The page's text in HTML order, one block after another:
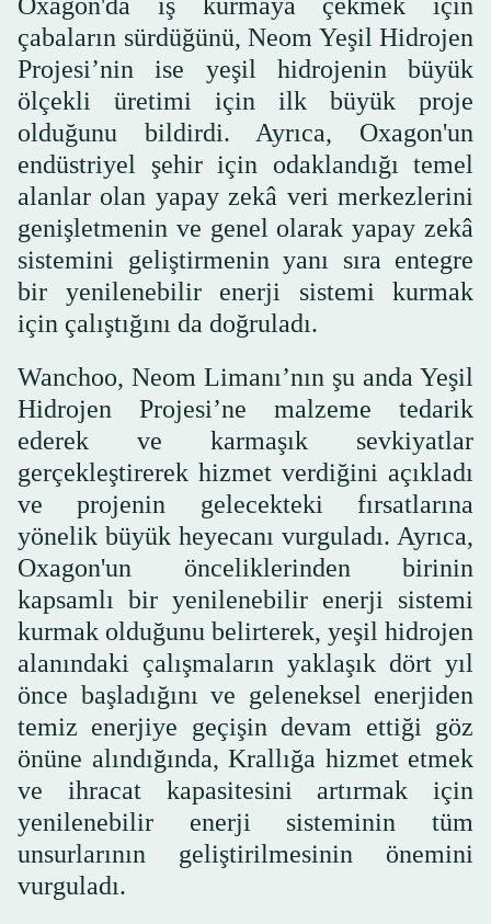
çabaların sürdüğünü, Neom Yeşil Hidrojen
Projesi’nin ise yeşil hidrojenin büyük
ölçekli üretimi için ilk büyük proje
olduğunu bildirdi. Ayrıca, Oxagon'un
endüstriyel şehir için odaklandığı temel
alanlar olan yapay zekâ veri merkezlerini
genişletmenin ve genel olarak yapay zekâ
sistemini geliştirmenin yanı sıra entegre
bir yenilenebilir enerji sistemi kurmak
için çalıştığını da doğruladı.
Wanchoo, Neom Limanı’nın şu anda Yeşil
Hidrojen Projesi’ne malzeme tedarik
ederek ve karmaşık sevkiyatlar
gerçekleştirerek hizmet verdiğini açıkladı
ve projenin gelecekteki fırsatlarına
yönelik büyük heyecanı vurguladı. Ayrıca,
Oxagon'un önceliklerinden birinin
kapsamlı bir yenilenebilir enerji sistemi
kurmak olduğunu belirterek, yeşil hidrojen
alanındaki çalışmaların yaklaşık dört yıl
önce başladığını ve geleneksel enerjiden
temiz enerjiye geçişin devam ettiği göz
önüne alındığında, Krallığa hizmet etmek
ve ihracat kapasitesini artırmak için
yenilenebilir enerji sisteminin tüm
unsurlarının geliştirilmesinin önemini
vurguladı.